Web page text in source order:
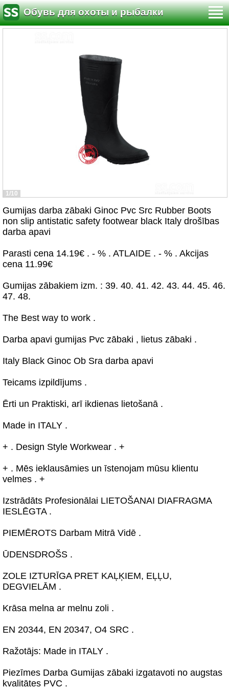
Обувь для охоты и рыбалки
1/10
Gumijas darba zābaki Ginoc Pvc Src Rubber Boots
non slip antistatic safety footwear black Italy drošības
darba apavi
Parasti cena 14.19€ . - % . ATLAIDE . - % . Akcijas
cena 11.99€
Gumijas zābakiem izm. : 39. 40. 41. 42. 43. 44. 45. 46.
47. 48.
The Best way to work .
Darba apavi gumijas Pvc zābaki , lietus zābaki .
Italy Black Ginoc Ob Sra darba apavi
Teicams izpildījums .
Ērti un Praktiski, arī ikdienas lietošanā .
Made in ITALY .
+ . Design Style Workwear . +
+ . Mēs ieklausāmies un īstenojam mūsu klientu
velmes . +
Izstrādāts Profesionālai LIETOŠANAI DIAFRAGMA
IESLĒGTA .
PIEMĒROTS Darbam Mitrā Vidē .
ŪDENSDROŠS .
ZOLE IZTURĪGA PRET KAĻĶIEM, EĻĻU,
DEGVIELĀM .
Krāsa melna ar melnu zoli .
EN 20344, EN 20347, O4 SRC .
Ražotājs: Made in ITALY .
Piezīmes Darba Gumijas zābaki izgatavoti no augstas
kvalitātes PVC .